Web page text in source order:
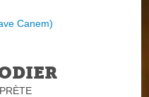
Canem)